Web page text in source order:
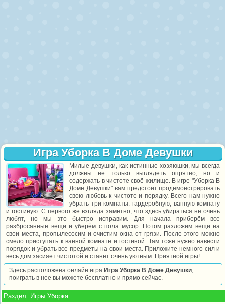
Игра Уборка В Доме Девушки
Милые девушки, как истинные хозяюшки, мы всегда
должны не только выглядеть опрятно, но и
содержать в чистоте своё жилище. В игре "Уборка В
Доме Девушки" вам предстоит продемонстрировать
свою любовь к чистоте и порядку. Всего нам нужно
убрать три комнаты: гардеробную, ванную комнату
и гостиную. С первого же взгляда заметно, что здесь убираться не очень
любят, но мы это быстро исправим. Для начала приберём все
разбросанные вещи и уберём с пола мусор. Потом разложим вещи на
свои места, пропылесосим и очистим окна от грязи. После этого можно
смело приступать к ванной комнате и гостиной. Там тоже нужно навести
порядок и убрать все предметы на свои места. Приложите немного сил и
весь дом засияет чистотой и станет очень уютным. Приятной игры!
Здесь расположена онлайн игра Игра Уборка В Доме Девушки,
поиграть в нее вы можете бесплатно и прямо сейчас.
Раздел: Игры Уборка